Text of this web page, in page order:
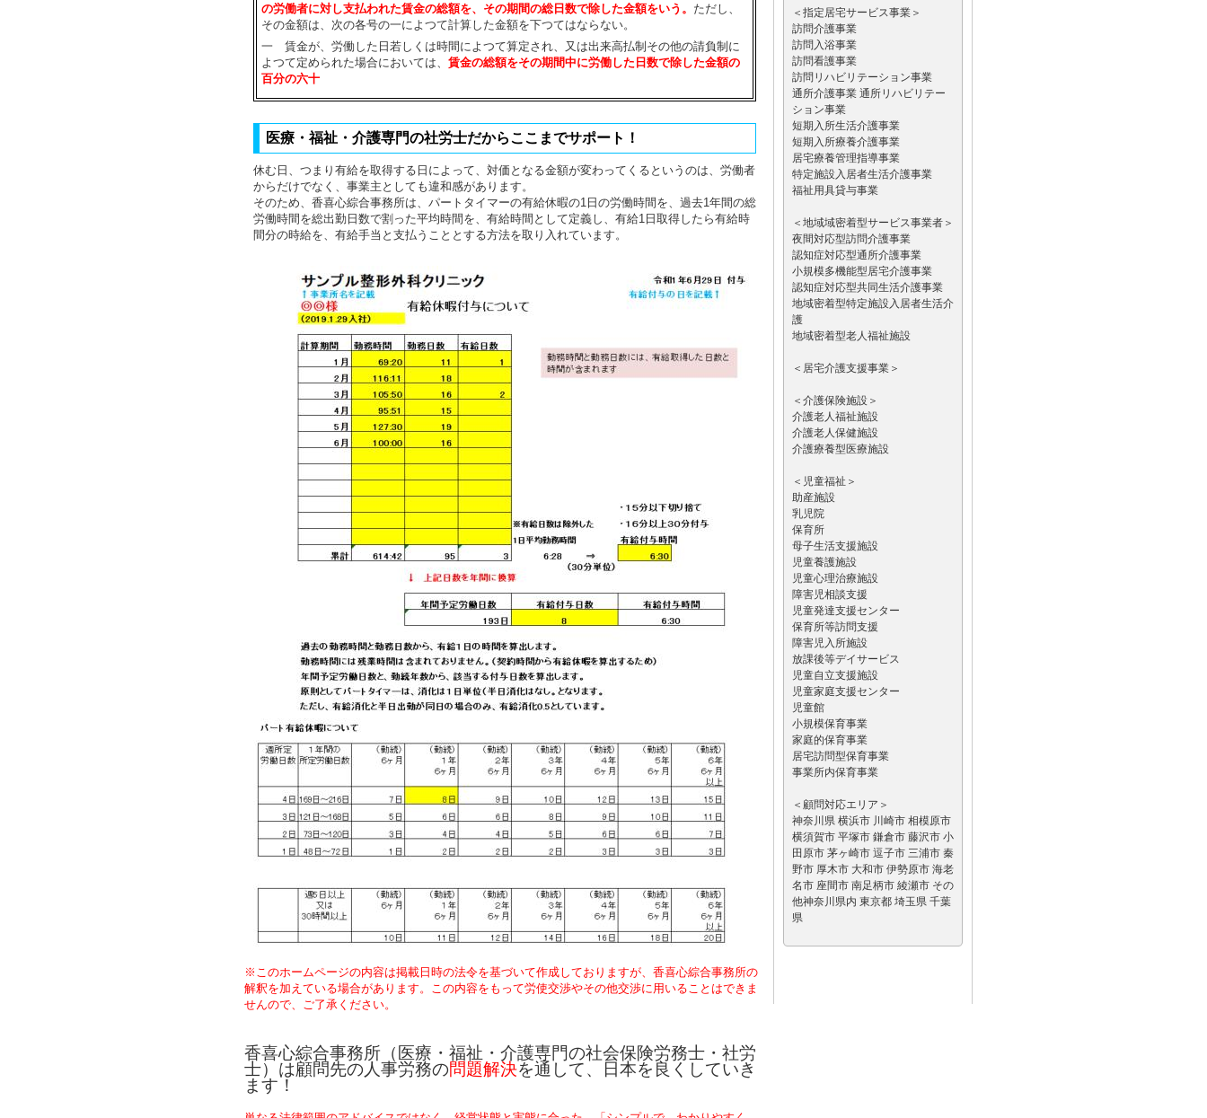
の労働者に対し支払われた賃金の総額を、その期間の総日数で除した金額をいう。 ただし、
その金額は、次の各号の一によつて計算した金額を下つてはならない。
一 賃金が、労働した日若しくは時間によつて算定され、又は出来高払制その他の請負制に
よつて定められた場合においては、 賃金の総額をその期間中に労働した日数で除した金額の
百分の六十
医療・福祉・介護専門の社労士だからここまでサポート！
休む日、つまり有給を取得する日によって、対価となる金額が変わってくるというのは、労働者
からだけでなく、事業主としても違和感があります。
そのため、香喜心綜合事務所は、パートタイマーの有給休暇の1日の労働時間を、過去1年間の総
労働時間を総出勤日数で割った平均時間を、有給時間として定義し、有給1日取得したら有給時
間分の時給を、有給手当と支払うこととする方法を取り入れています。
※このホームページの内容は掲載日時の法令を基づいて作成しておりますが、香喜心綜合事務所の
解釈を加えている場合があります。この内容をもって労使交渉やその他交渉に用いることはできま
せんので、ご了承ください。
香喜心綜合事務所（医療・福祉・介護専門の社会保険労務士・社労
士）は顧問先の人事労務の問題解決を通して、日本を良くしていき
ます！
＜指定居宅サービス事業＞
訪問介護事業
訪問入浴事業
訪問看護事業
訪問リハビリテーション事業
通所介護事業 通所リハビリテー
ション事業
短期入所生活介護事業
短期入所療養介護事業
居宅療養管理指導事業
特定施設入居者生活介護事業
福祉用具貸与事業
＜地域域密着型サービス事業者＞
夜間対応型訪問介護事業
認知症対応型通所介護事業
小規模多機能型居宅介護事業
認知症対応型共同生活介護事業
地域密着型特定施設入居者生活介
護
地域密着型老人福祉施設
＜居宅介護支援事業＞
＜介護保険施設＞
介護老人福祉施設
介護老人保健施設
介護療養型医療施設
＜児童福祉＞
助産施設
乳児院
保育所
母子生活支援施設
児童養護施設
児童心理治療施設
障害児相談支援
児童発達支援センター
保育所等訪問支援
障害児入所施設
放課後等デイサービス
児童自立支援施設
児童家庭支援センター
児童館
小規模保育事業
家庭的保育事業
居宅訪問型保育事業
事業所内保育事業
＜顧問対応エリア＞
神奈川県 横浜市 川崎市 相模原市
横須賀市 平塚市 鎌倉市 藤沢市 小
田原市 茅ヶ崎市 逗子市 三浦市 秦
野市 厚木市 大和市 伊勢原市 海老
名市 座間市 南足柄市 綾瀬市 その
他神奈川県内 東京都 埼玉県 千葉
県